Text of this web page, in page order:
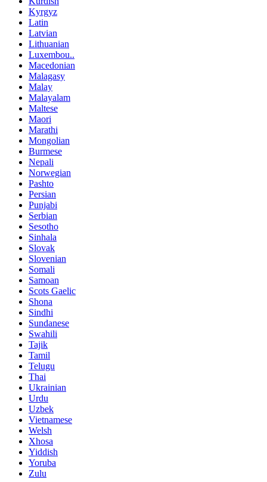
Kyrgyz
Latin
Latvian
Lithuanian
Luxembou..
Macedonian
Malagasy
Malay
Malayalam
Maltese
Maori
Marathi
Mongolian
Burmese
Nepali
Norwegian
Pashto
Persian
Punjabi
Serbian
Sesotho
Sinhala
Slovak
Slovenian
Somali
Samoan
Scots Gaelic
Shona
Sindhi
Sundanese
Swahili
Tajik
Tamil
Telugu
Thai
Ukrainian
Urdu
Uzbek
Vietnamese
Welsh
Xhosa
Yiddish
Yoruba
Zulu